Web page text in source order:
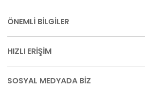
ÖNEMLİ BİLGİLER
HIZLI ERİŞİM
SOSYAL MEDYADA BİZ